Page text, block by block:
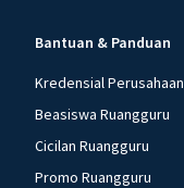
Bantuan & Panduan
Kredensial Perusahaan
Beasiswa Ruangguru
Cicilan Ruangguru
Promo Ruangguru